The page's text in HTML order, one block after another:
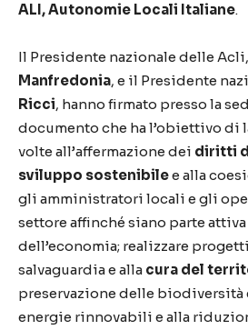
ALI, Autonomie Locali Italiane.
Il Presidente nazionale delle Acli,
Manfredonia, e il Presidente
Ricci, hanno firmato presso la
documento che ha l’obiettivo di
volte all’affermazione dei diritti
sviluppo sostenibilee alla
gli amministratori locali e gli
settore affinché siano parte
dell’economia; realizzare
salvaguardia e alla cura del
preservazione delle biodiversità
energie rinnovabili e alla